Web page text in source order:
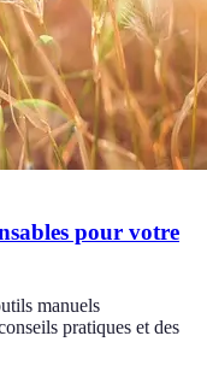
pour votre
manuels
pratiques et des